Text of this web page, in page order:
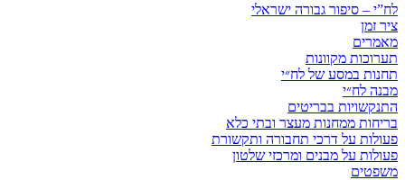
לח”י – סיפור גבורה ישראלי
ציר זמן
מאמרים
תערוכות מקוונות
תחנות במסע של לח״י
מבנה לח״י
התנקשויות בבריטים
בריחות ממחנות מעצר ובתי כלא
פעולות על דרכי תחבורה ותקשורת
פעולות על מבנים ומרכזי שלטון
משפטים